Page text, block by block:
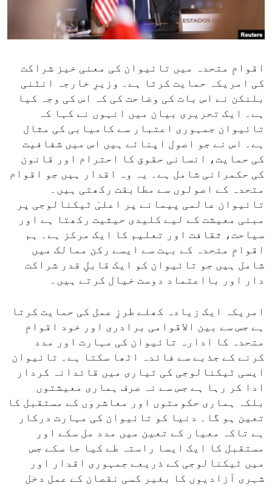
ENVIRONMENT AND HEALTH
IDEALS AND INSTITUTIONS
اقوامِ متحدہ میں تائیوان کی معنی خیز شراکت
کی امریکہ حمایت کرتا ہے۔ وزیرِ خارجہ انٹنی
بلنکن نے اس بات کی وضاحت کی کہ اس کی وجہ کیا
ہے۔ ایک تحریری بیان میں انہوں نے کہا کہ
تائیوان جمہوری اعتبار سے کامیابی کی مثال
ہے۔ اس نے جو اصول اپنائے ہیں اس میں شفافیت
کی حمایت، انسانی حقوق کا احترام اور قانون
کی حکمرانی شامل ہے۔ یہ وہ اقدار ہیں جو اقوام
متحدہ کے اصولوں سے مطابقت رکھتی ہیں۔
تائیوان عالمی پیمانے پر اعلیٰ ٹیکنالوجی پر
مبنی معیشت کے لیے کلیدی حیثیت رکھتا ہے اور
سیاحت، ثقافت اور تعلیم کا ایک مرکز ہے۔ ہم
اقوامِ متحدہ کے بہت سے ایسے رکن ممالک میں
شامل ہیں جو تائیوان کو ایک قابلِ قدر شراکت
دار اور بااعتماد دوست خیال کرتے ہیں۔
امریکہ ایک زیادہ کھلے طرزِ عمل کی حمایت کرتا
ہے جس سے بین الاقوامی برادری اور خود اقوامِ
متحدہ کا ادارہ تائیوان کی مہارت اور مدد
کرنے کے جذبے سے فائدہ اٹھا سکتا ہے۔ تائیوان
ایسی ٹیکنالوجی کی تیاری میں قائدانہ کردار
ادا کر رہا ہے جس سے نہ صرف ہماری معیشتوں
بلکہ ہماری حکومتوں اور معاشروں کے مستقبل کا
تعین ہو گا۔ دنیا کو تائیوان کی مہارت درکار
ہے تاکہ معیار کے تعین میں مدد مل سکے اور
مستقبل کا ایک ایسا راستہ طے کیا جا سکے جس
میں ٹیکنالوجی کے ذریعے جمہوری اقدار اور
شہری آزادیوں کا بغیر کسی نقصان کے عمل دخل